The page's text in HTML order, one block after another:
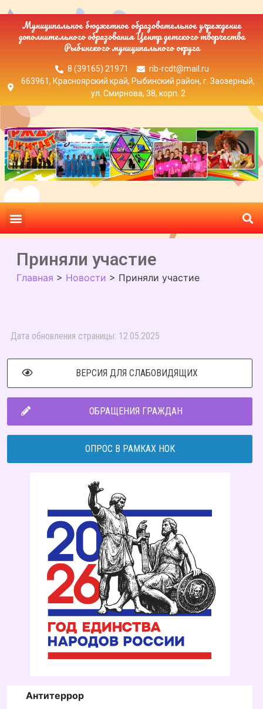
Муниципальное бюджетное образовательное учреждение
дополнительного образования Центр детского творчества
Рыбинского муниципального округа
8 (39165) 21971
rib-rcdt@mail.ru
663961, Красноярский край, Рыбинский район, г. Заозерный,
ул. Смирнова, 38, корп. 2
Приняли участие
Главная > Новости > Приняли участие
Дата обновления страницы: 12.05.2025
ВЕРСИЯ ДЛЯ СЛАБОВИДЯЩИХ
ОБРАЩЕНИЯ ГРАЖДАН
ОПРОС В РАМКАХ НОК
Антитеррор